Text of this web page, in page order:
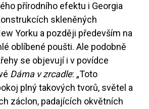
přírodního efektu i Georgia
skleněných
Yorku a později především na
oblíbené poušti. Ale podobně
se objevují i v povídce
Dáma v zrcadle: „Toto
plný takových tvorů, světel a
záclon, padajících okvětních